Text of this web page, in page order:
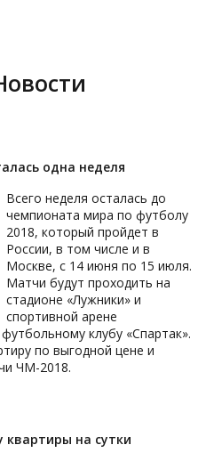
одна неделя
Всего неделя осталась до
чемпионата мира по футболу
2018, который пройдет в
России, в том числе и в
Москве, с 14 июня по 15 июля.
Матчи будут проходить на
стадионе «Лужники» и
спортивной арене
клубу «Спартак».
по выгодной цене и
ЧМ-2018.
квартиры на сутки